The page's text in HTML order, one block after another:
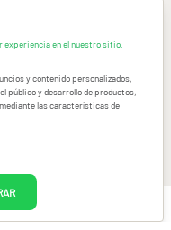
DE USO
reservados
experiencia en el nuestro sitio.
y contenido personalizados,
público y desarrollo de productos,
las características de